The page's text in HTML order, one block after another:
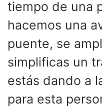
tiempo de una
hacemos una
puente, se
simplificas un
estás dando a
para esta